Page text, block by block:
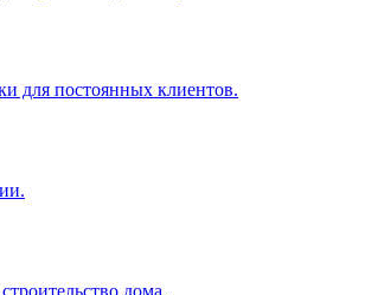
для постоянных клиентов.
дома.